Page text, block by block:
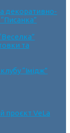
декоративно-
та
“Імідж”
проєкт VeLa